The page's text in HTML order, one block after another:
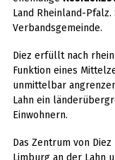
Land Rheinland-
Verbandsgemeinde.
Diez erfüllt nach
Funktion eines
unmittelbar
Lahn ein
Einwohnern.
Das Zentrum von
Limburg an der Lahn